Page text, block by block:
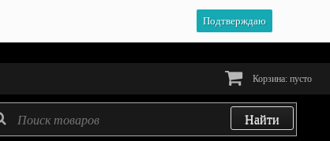
Подтверждаю
Корзина: пусто